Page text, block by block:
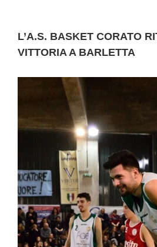
L’A.S. BASKET CORATO
VITTORIA A BARLETTA